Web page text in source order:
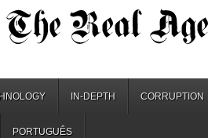
IN-DEPTH CORRUPTION
PORTUGUÊS